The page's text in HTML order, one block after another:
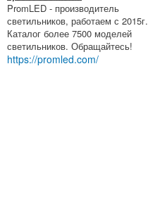
PromLED - производитель
светильников, работаем с 2015г.
Каталог более 7500 моделей
светильников. Обращайтесь!
https://promled.com/